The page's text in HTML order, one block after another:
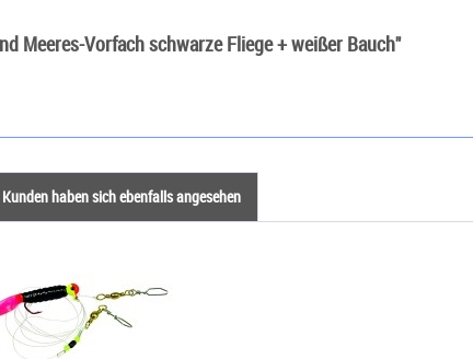
Meeres-Vorfach schwarze Fliege + weißer Bauch"
Kunden haben sich ebenfalls angesehen